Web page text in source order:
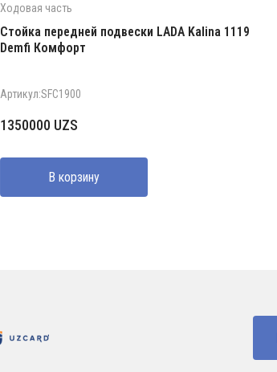
Ходовая часть
Стойка передней подвески LADA Kalina 1119
Demfi Комфорт
Артикул:SFC1900
1350000 UZS
В корзину